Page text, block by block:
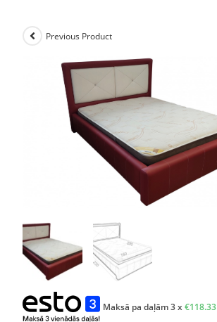
Previous Product
Maksā pa daļām 3 x€118.33